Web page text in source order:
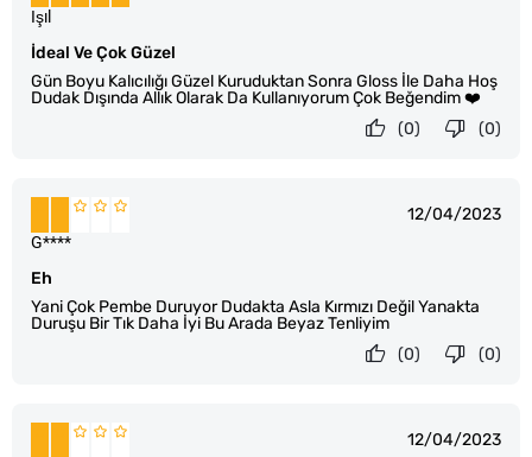
İdeal Ve Çok Güzel
Gün Boyu Kalıcılığı Güzel Kuruduktan Sonra Gloss İle Daha Hoş
Dudak Dışında Allık Olarak Da Kullanıyorum Çok Beğendim ❤️
Işıl
(0)
(0)
12/04/2023
Eh
Yani Çok Pembe Duruyor Dudakta Asla Kırmızı Değil Yanakta
Duruşu Bir Tık Daha İyi Bu Arada Beyaz Tenliyim
G****
(0)
(0)
12/04/2023